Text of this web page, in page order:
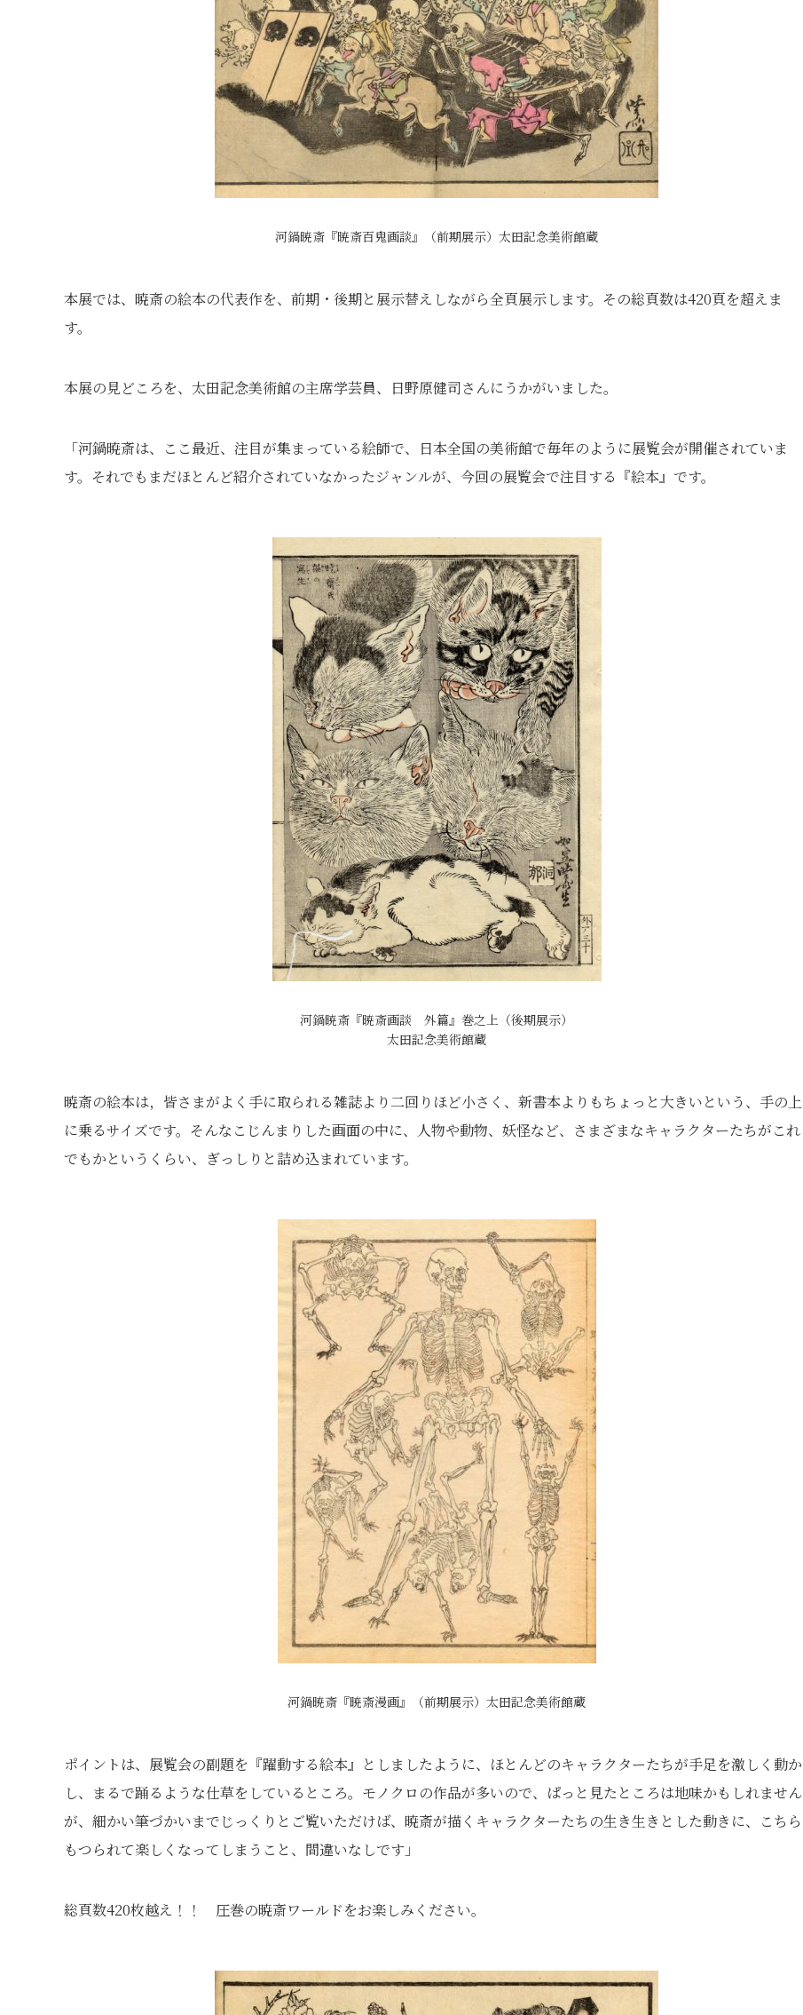
河鍋暁斎『暁斎百鬼画談』（前期展示）太田記念美術館蔵
本展では、暁斎の絵本の代表作を、前期・後期と展示替えしながら全頁展示します。その総頁数は420頁を超えま
す。
本展の見どころを、太田記念美術館の主席学芸員、日野原健司さんにうかがいました。
「河鍋暁斎は、ここ最近、注目が集まっている絵師で、日本全国の美術館で毎年のように展覧会が開催されていま
す。それでもまだほとんど紹介されていなかったジャンルが、今回の展覧会で注目する『絵本』です。
河鍋暁斎『暁斎画談 外篇』巻之上（後期展示）
太田記念美術館蔵
暁斎の絵本は，皆さまがよく手に取られる雑誌より二回りほど小さく、新書本よりもちょっと大きいという、手の上
に乗るサイズです。そんなこじんまりした画面の中に、人物や動物、妖怪など、さまざまなキャラクターたちがこれ
でもかというくらい、ぎっしりと詰め込まれています。
河鍋暁斎『暁斎漫画』（前期展示）太田記念美術館蔵
ポイントは、展覧会の副題を『躍動する絵本』としましたように、ほとんどのキャラクターたちが手足を激しく動か
し、まるで踊るような仕草をしているところ。モノクロの作品が多いので、ぱっと見たところは地味かもしれません
が、細かい筆づかいまでじっくりとご覧いただけば、暁斎が描くキャラクターたちの生き生きとした動きに、こちら
もつられて楽しくなってしまうこと、間違いなしです」
総頁数420枚越え！！ 圧巻の暁斎ワールドをお楽しみください。